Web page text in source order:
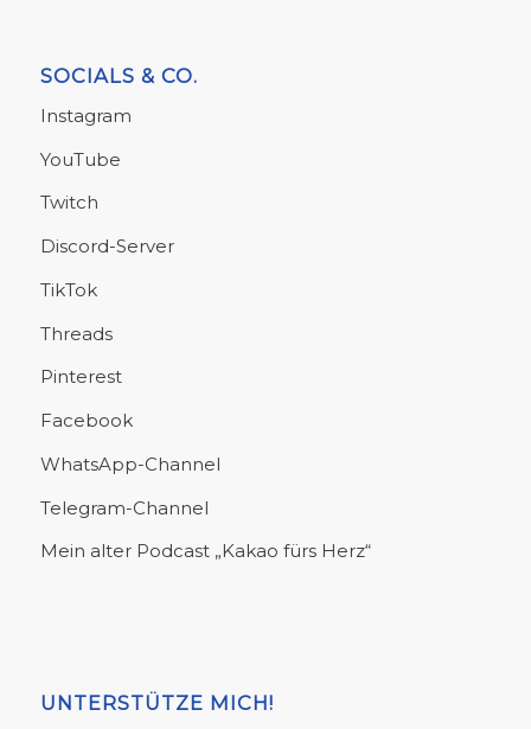
SOCIALS & CO.
Instagram
YouTube
Twitch
Discord-Server
TikTok
Threads
Pinterest
Facebook
WhatsApp-Channel
Telegram-Channel
Mein alter Podcast „Kakao fürs Herz“
UNTERSTÜTZE MICH!